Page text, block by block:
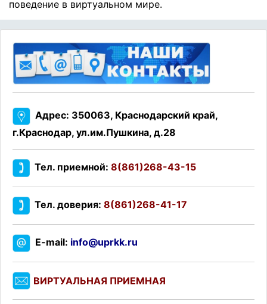
поведение в виртуальном мире.
Адрес: 350063, Краснодарский край,
г.Краснодар, ул.им.Пушкина, д.28
Тел. приемной: 8(861)268-43-15
Тел. доверия: 8(861)268-41-17
E-mail: info@uprkk.ru
ВИРТУАЛЬНАЯ ПРИЕМНАЯ